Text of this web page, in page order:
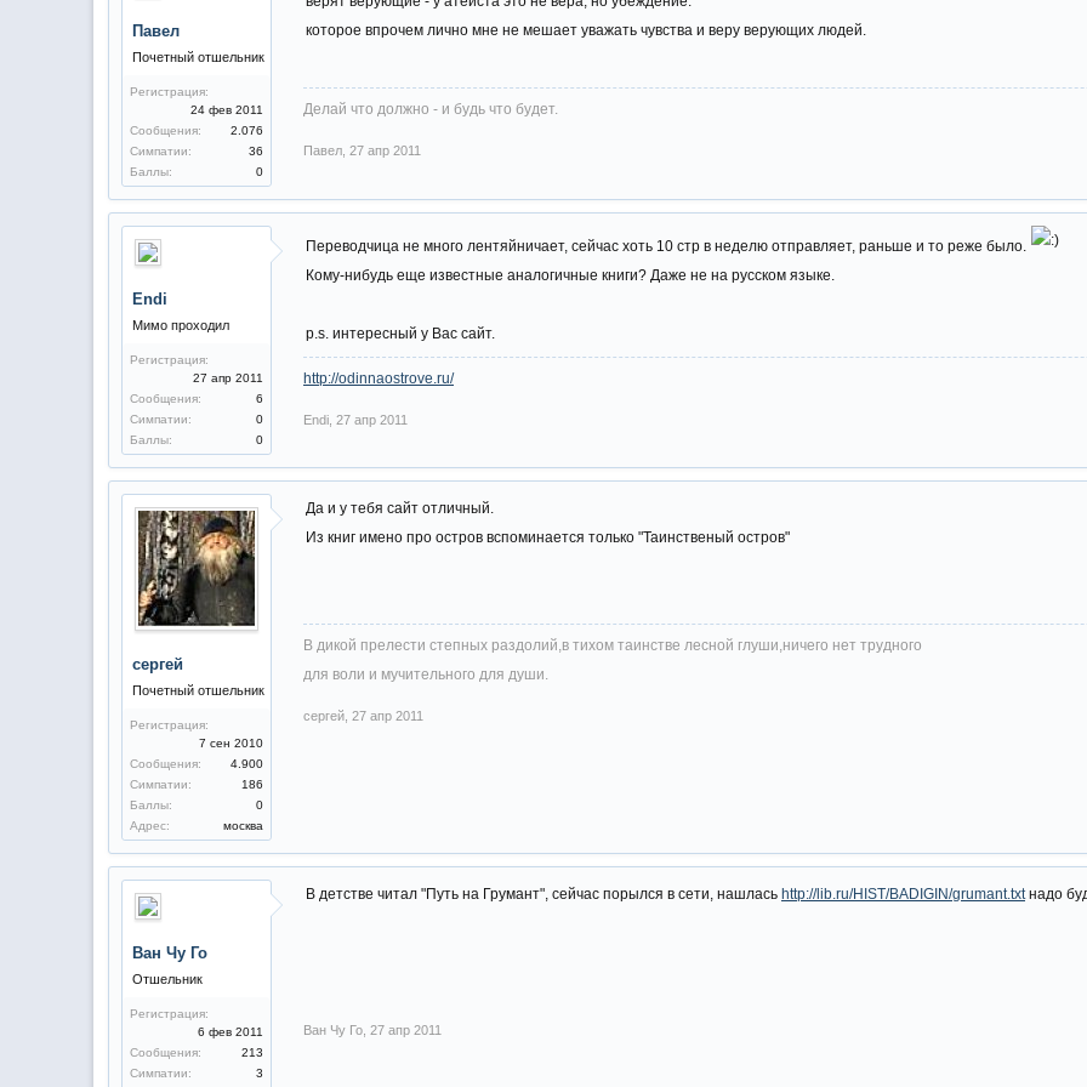
Павел
Почетный отшельник
Регистрация:
24 фев 2011
Сообщения:
2.076
Симпатии:
36
Баллы:
0
которое впрочем лично мне не мешает уважать чувства и веру верующих людей.
Делай что должно - и будь что будет.
Павел 27 апр 2011
Endi
Мимо проходил
Регистрация:
27 апр 2011
Сообщения:
6
Симпатии:
0
Баллы:
0
Переводчица не много лентяйничает, сейчас хоть 10 стр в неделю отправляет, раньше и то реже было.
Кому-нибудь еще известные аналогичные книги? Даже не на русском языке.
p.s. интересный у Вас сайт.
http://odinnaostrove.ru/
Endi 27 апр 2011
сергей
Почетный отшельник
Регистрация:
7 сен 2010
Сообщения:
4.900
Симпатии:
186
Баллы:
0
Адрес:
москва
Да и у тебя сайт отличный.
Из книг имено про остров вспоминается только "Таинственый остров"
В дикой прелести степных раздолий,в тихом таинстве лесной глуши,ничего нет трудного
для воли и мучительного для души.
сергей 27 апр 2011
Ван Чу Го
Отшельник
Регистрация:
6 фев 2011
Сообщения:
213
Симпатии:
3
В детстве читал "Путь на Грумант", сейчас порылся в сети, нашлась http://lib.ru/HIST/BADIGIN/grumant.txtнадо
Ван Чу Го 27 апр 2011